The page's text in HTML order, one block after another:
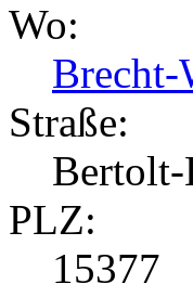
Wo:
Brecht-
Straße:
Bertolt-
PLZ:
15377